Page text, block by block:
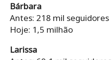
Bárbara
Antes: 218 mil seguidores
Hoje: 1,5 milhão
Larissa